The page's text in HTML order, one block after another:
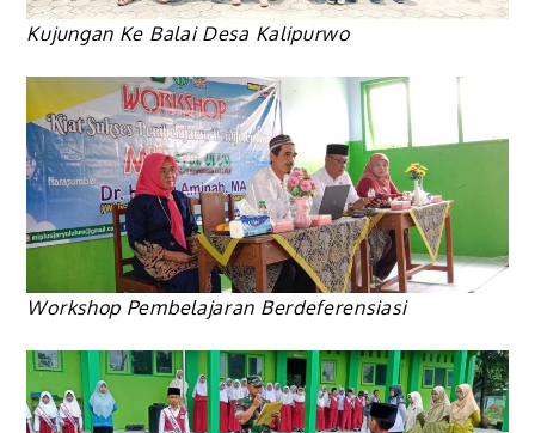
Kujungan Ke Balai Desa Kalipurwo
Workshop Pembelajaran Berdeferensiasi